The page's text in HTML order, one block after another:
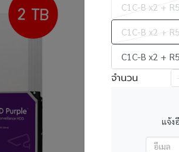
C1C-B x2 +
C1C-B x2 +
C1C-B x2 +
จำนวน
แจ้ง